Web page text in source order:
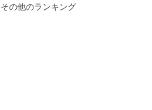
その他のランキング